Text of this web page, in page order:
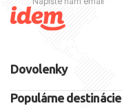
Dovolenky
Populárne destinácie